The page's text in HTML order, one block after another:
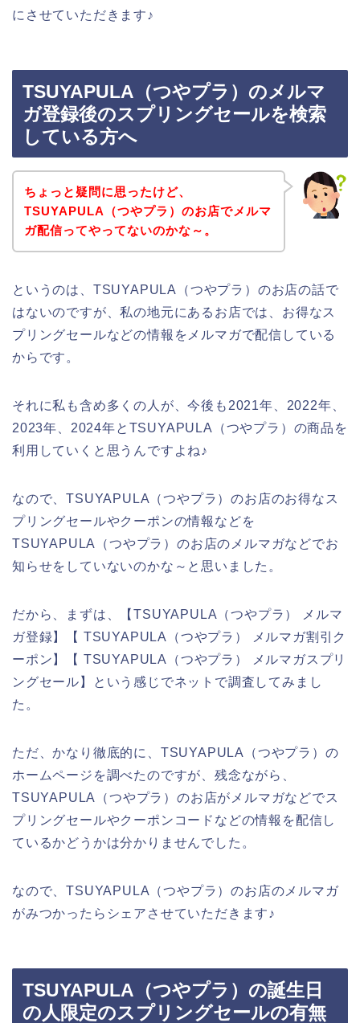
にさせていただきます♪
TSUYAPULA（つやプラ）のメルマ
ガ登録後のスプリングセールを検索
している方へ
ちょっと疑問に思ったけど、
TSUYAPULA（つやプラ）のお店でメルマ
ガ配信ってやってないのかな～。
というのは、TSUYAPULA（つやプラ）のお店の話で
はないのですが、私の地元にあるお店では、お得なス
プリングセールなどの情報をメルマガで配信している
からです。
それに私も含め多くの人が、今後も2021年、2022年、
2023年、2024年とTSUYAPULA（つやプラ）の商品を
利用していくと思うんですよね♪
なので、TSUYAPULA（つやプラ）のお店のお得なス
プリングセールやクーポンの情報などを
TSUYAPULA（つやプラ）のお店のメルマガなどでお
知らせをしていないのかな～と思いました。
だから、まずは、【TSUYAPULA（つやプラ） メルマ
ガ登録】【 TSUYAPULA（つやプラ） メルマガ割引ク
ーポン】【 TSUYAPULA（つやプラ） メルマガスプリ
ングセール】という感じでネットで調査してみまし
た。
ただ、かなり徹底的に、TSUYAPULA（つやプラ）の
ホームページを調べたのですが、残念ながら、
TSUYAPULA（つやプラ）のお店がメルマガなどでス
プリングセールやクーポンコードなどの情報を配信し
ているかどうかは分かりませんでした。
なので、TSUYAPULA（つやプラ）のお店のメルマガ
がみつかったらシェアさせていただきます♪
TSUYAPULA（つやプラ）の誕生日
の人限定のスプリングセールの有無